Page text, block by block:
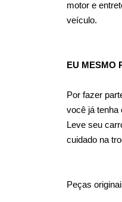
motor e
veículo.
EU MESMO
Por fazer
você já tenha
Leve seu
cuidado na
Peças